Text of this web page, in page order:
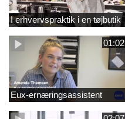
I erhvervspraktik i en tøjbutik
01:02
Eux-ernæringsassistent